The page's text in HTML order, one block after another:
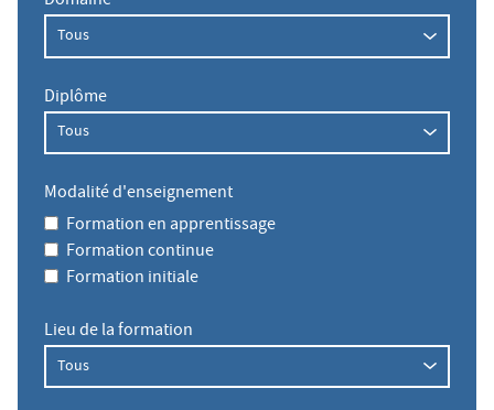
Diplôme
Modalité d'enseignement
Formation en apprentissage
Formation continue
Formation initiale
Lieu de la formation